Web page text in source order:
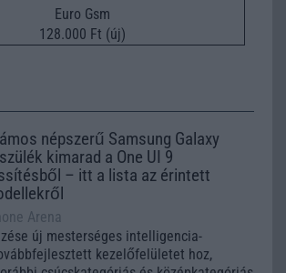
Euro Gsm
128.000 Ft (új)
népszerű Samsung Galaxy
kimarad a One UI 9
– itt a lista az érintett
Arena
új mesterséges intelligencia-
kezelőfelületet hoz,